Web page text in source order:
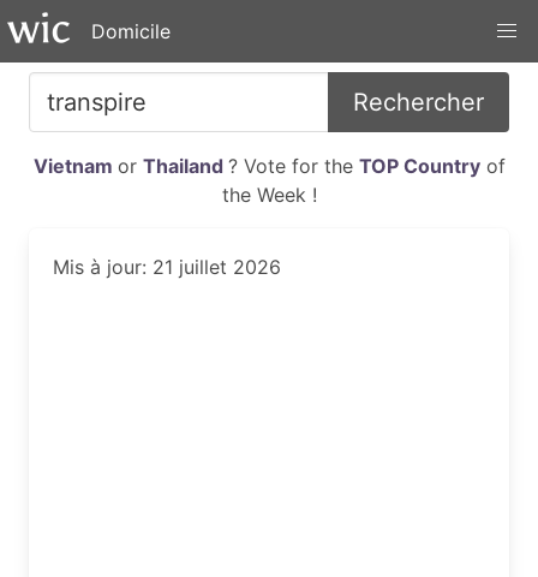
Domicile
Rechercher
Vietnam or Thailand ? Vote for the TOP Countryof
the Week !
Mis à jour: 21 juillet 2026